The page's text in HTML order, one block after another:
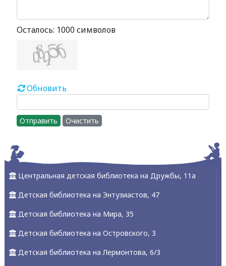
Осталось: 1000 символов
Обновить
Отправить Очистить
Центральная детская библиотека на Дружбы, 11а
Детская библиотека на Энтузиастов, 47
Детская библиотека на Мира, 35
Детская библиотека на Островского, 3
Детская библиотека на Лермонтова, 6/3